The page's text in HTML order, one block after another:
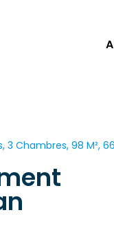
Chambres, 98 M²,